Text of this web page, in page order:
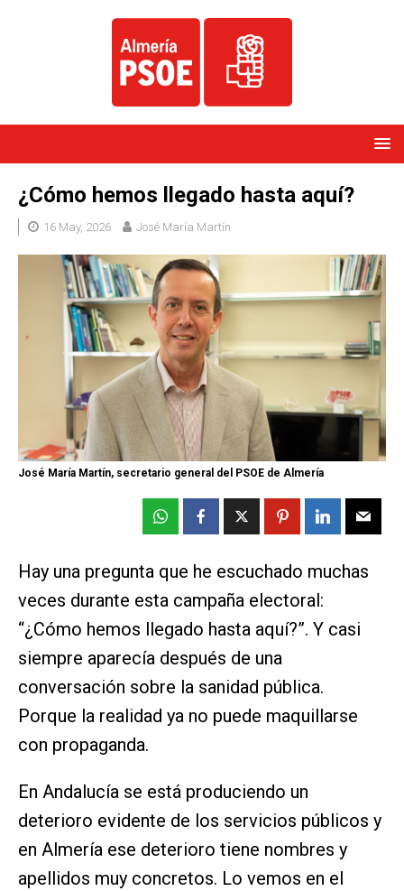
¿Cómo hemos llegado hasta aquí?
16 May, 2026 José María Martín
José María Martín, secretario general del PSOE de Almería
Hay una pregunta que he escuchado muchas
veces durante esta campaña electoral:
“¿Cómo hemos llegado hasta aquí?”. Y casi
siempre aparecía después de una
conversación sobre la sanidad pública.
Porque la realidad ya no puede maquillarse
con propaganda.
En Andalucía se está produciendo un
deterioro evidente de los servicios públicos y
en Almería ese deterioro tiene nombres y
apellidos muy concretos. Lo vemos en el